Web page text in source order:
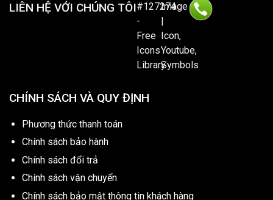
LIÊN HỆ VỚI CHÚNG TÔI
CHÍNH SÁCH VÀ QUY ĐỊNH
Phương thức thanh toán
Chính sách bảo hành
Chính sách đổi trả
Chính sách vận chuyển
Chính sách bảo mật thông tin khách hàng